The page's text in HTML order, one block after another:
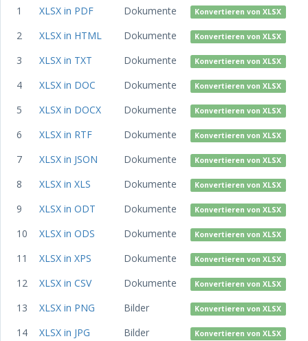
1 XLSX in PDF Dokumente Konvertieren von XLSX
2 XLSX in HTML Dokumente Konvertieren von XLSX
3 XLSX in TXT Dokumente Konvertieren von XLSX
4 XLSX in DOC Dokumente Konvertieren von XLSX
5 XLSX in DOCX Dokumente Konvertieren von XLSX
6 XLSX in RTF Dokumente Konvertieren von XLSX
7 XLSX in JSON Dokumente Konvertieren von XLSX
8 XLSX in XLS Dokumente Konvertieren von XLSX
9 XLSX in ODT Dokumente Konvertieren von XLSX
10 XLSX in ODS Dokumente Konvertieren von XLSX
11 XLSX in XPS Dokumente Konvertieren von XLSX
12 XLSX in CSV Dokumente Konvertieren von XLSX
13 XLSX in PNG Bilder Konvertieren von XLSX
14 XLSX in JPG Bilder Konvertieren von XLSX